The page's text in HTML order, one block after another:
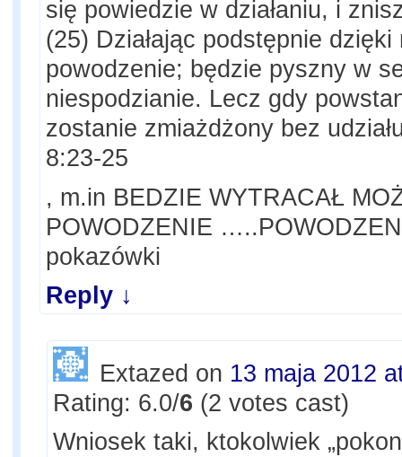
się powiedzie w działaniu, i
(25) Działając podstępnie dzięki
powodzenie; będzie pyszny w
niespodzianie. Lecz gdy
zostanie zmiażdżony bez
8:23-25
, m.in BEDZIE WYTRACAŁ
POWODZENIE
pokazówki
Reply ↓
Extazed on 13 maja 2012
Rating: 6.0/6 (2 votes cast)
Wniosek taki, ktokolwiek